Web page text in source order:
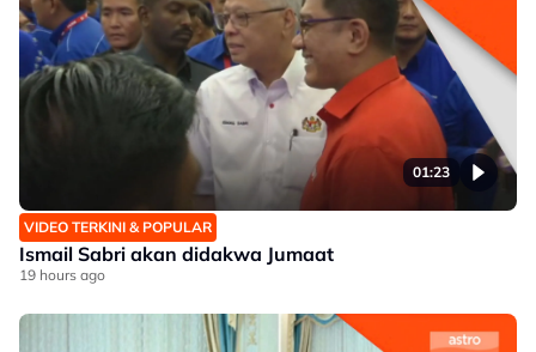
01:23
VIDEO TERKINI & POPULAR
Ismail Sabri akan didakwa Jumaat
19 hours ago